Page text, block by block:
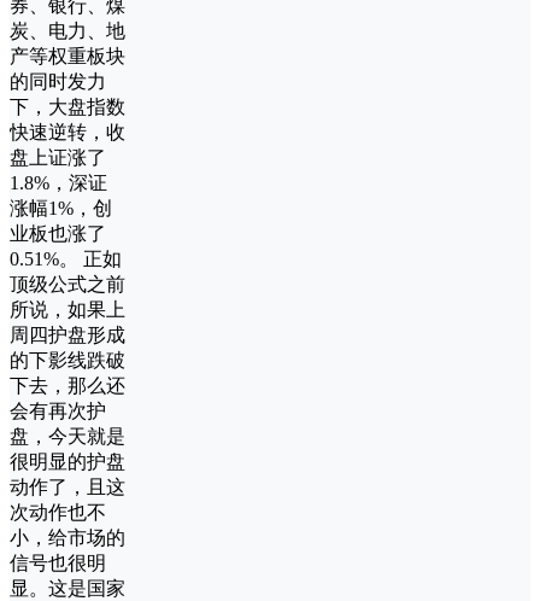
券、银行、煤
炭、电力、地
产等权重板块
的同时发力
下，大盘指数
快速逆转，收
盘上证涨了
1.8%，深证
涨幅1%，创
业板也涨了
0.51%。 正如
顶级公式之前
所说，如果上
周四护盘形成
的下影线跌破
下去，那么还
会有再次护
盘，今天就是
很明显的护盘
动作了，且这
次动作也不
小，给市场的
信号也很明
显。这是国家